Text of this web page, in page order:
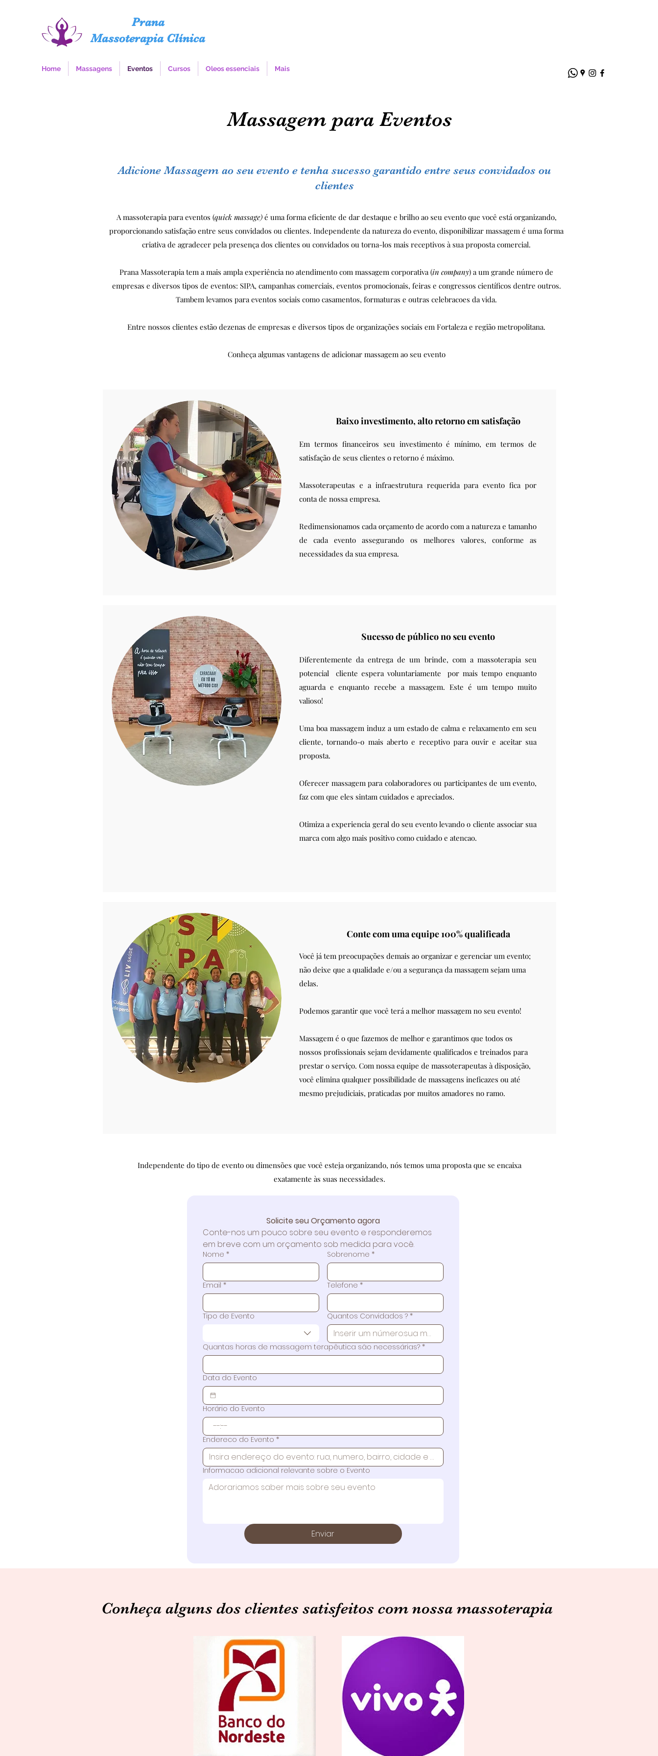
Prana
Massoterapia Clínica
Home Massagens Eventos Cursos Oleos essenciais Mais
Massagem para Eventos
Adicione Massagem ao seu evento e tenha sucesso garantido entre seus convidados ou
clientes
A massoterapia para eventos (quick massage)é uma forma eficiente de dar destaque e brilho ao seu evento que você está organizando,
proporcionando satisfação entre seus convidados ou clientes. Independente da natureza do evento, disponibilizar massagem é uma forma
criativa de agradecer pela presença dos clientes ou convidados ou torna-los mais receptivos à sua proposta comercial.
Prana Massoterapia tem a mais ampla experiência no atendimento com massagem corporativa (in company) a um grande número de
empresas e diversos tipos de eventos: SIPA, campanhas comerciais, eventos promocionais, feiras e congressos científicos dentre outros.
Tambem levamos para eventos sociais como casamentos, formaturas e outras celebracoes da vida.
Entre nossos clientes estão dezenas de empresas e diversos tipos de organizações sociais em Fortaleza e região metropolitana.
Conheça algumas vantagens de adicionar massagem ao seu evento
Baixo investimento, alto retorno em satisfação
​Em termos financeiros seu investimento é mínimo, em termos de
satisfação de seus clientes o retorno é máximo.
Massoterapeutas e a infraestrutura requerida para evento fica por
conta de nossa empresa.
Redimensionamos cada orçamento de acordo com a natureza e tamanho
de cada evento assegurando os melhores valores, conforme as
necessidades da sua empresa.
Sucesso de público no seu evento
Diferentemente da entrega de um brinde, com a massoterapia seu
potencial cliente espera voluntariamente por mais tempo enquanto
aguarda e enquanto recebe a massagem. Este é um tempo muito
valioso!
Uma boa massagem induz a um estado de calma e relaxamento em seu
cliente, tornando-o mais aberto e receptivo para ouvir e aceitar sua
proposta. ​​
Oferecer massagem para colaboradores ou participantes de um evento,
faz com que eles sintam cuidados e apreciados.
Otimiza a experiencia geral do seu evento levando o cliente associar sua
marca com algo mais positivo como cuidado e atencao.
Conte com uma equipe 100% qualificada
Você já tem preocupações demais ao organizar e gerenciar um evento;
não deixe que a qualidade e/ou a segurança da massagem sejam uma
delas.
Podemos garantir que você terá a melhor massagem no seu evento!
Massagem é o que fazemos de melhor e garantimos que todos os
nossos profissionais sejam devidamente qualificados e treinados para
prestar o serviço. Com nossa equipe de massoterapeutas à disposição,
você elimina qualquer possibilidade de massagens ineficazes ou até
mesmo prejudiciais, praticadas por muitos amadores no ramo.
Independente do tipo de evento ou dimensões que você esteja organizando, nós temos uma proposta que se encaixa
exatamente às suas necessidades.
Solicite seu Orçamento agora
Conte-nos um pouco sobre seu evento e responderemos
em breve com um orçamento sob medida para você.
Nome * Sobrenome *
Email * Telefone *
Tipo de Evento Quantos Convidados ? *
Quantas horas de massagem terapêutica são necessárias? *
Data do Evento
Horário do Evento
:
Endereco do Evento *
Informacao adicional relevante sobre o Evento
Enviar
Conheça alguns dos clientes satisfeitos com nossa massoterapia